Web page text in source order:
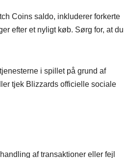
Coins saldo, inkluderer forkerte
efter et nyligt køb. Sørg for, at du
i spillet på grund af
tjek Blizzards officielle sociale
af transaktioner eller fejl